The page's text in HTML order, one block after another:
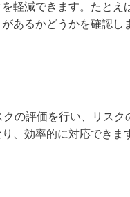
軽減できます。たと
あるかどうかを確認し
の評価を行い、リス
、効率的に対応できま